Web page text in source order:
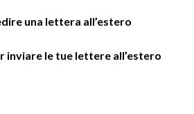
una lettera all’estero
inviare le tue lettere all’estero